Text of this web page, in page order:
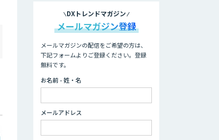
DXトレンドマガジン
メールマガジン登録
メールマガジンの配信をご希望の方は、
下記フォームよりご登録ください。登録
無料です。
お名前 - 姓・名
メールアドレス